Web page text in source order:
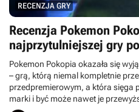
RECENZJA GRY
Recenzja Pokemon
najprzytulniejszej gry
Pokemon Pokopia okazała się
– grą, którą niemal kompletnie
przedpremierowym, a która sięga
marki i być może nawet je